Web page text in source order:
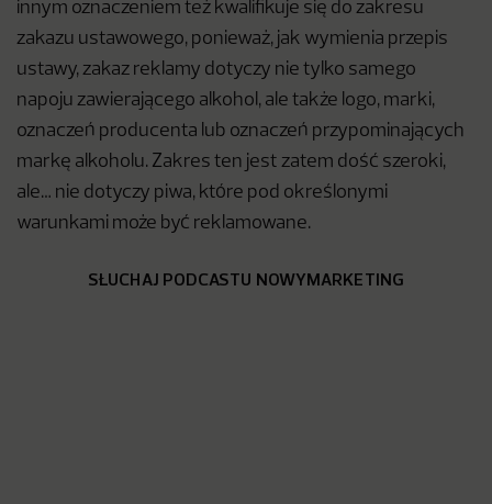
innym oznaczeniem też kwalifikuje się do zakresu
zakazu ustawowego, ponieważ, jak wymienia przepis
ustawy, zakaz reklamy dotyczy nie tylko samego
napoju zawierającego alkohol, ale także logo, marki,
oznaczeń producenta lub oznaczeń przypominających
markę alkoholu. Zakres ten jest zatem dość szeroki,
ale… nie dotyczy piwa, które pod określonymi
warunkami może być reklamowane.
SŁUCHAJ PODCASTU NOWYMARKETING